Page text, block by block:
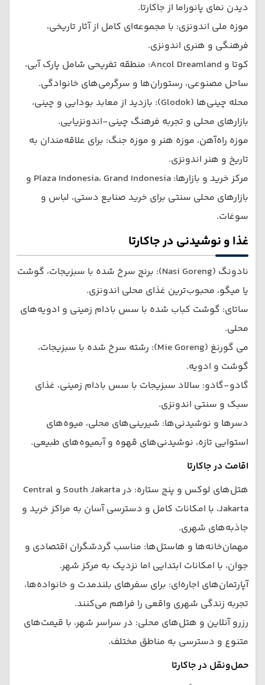
دیدن نمای پانوراما از جاکارتا.
موزه ملی اندونزی: با مجموعه‌ای کامل از آثار تاریخی،
فرهنگی و هنری اندونزی.
کوتا و Ancol Dreamland: منطقه تفریحی شامل پارک آبی،
ساحل مصنوعی، رستوران‌ها و سرگرمی‌های خانوادگی.
محله چینی‌ها (Glodok): بازدید از معابد بودایی و چینی،
بازارهای محلی و تجربه فرهنگ چینی-اندونزیایی.
موزه راه‌آهن، موزه هنر و موزه جنگ: برای علاقه‌مندان به
تاریخ و هنر اندونزی.
مرکز خرید و بازارها: Plaza Indonesia، Grand Indonesia و
بازارهای محلی سنتی برای خرید صنایع دستی، لباس و
سوغات.
غذا و نوشیدنی در جاکارتا
نادونگ (Nasi Goreng): برنج سرخ شده با سبزیجات، گوشت
یا میگو، محبوب‌ترین غذای محلی اندونزی.
ساتای: گوشت کباب شده با سس بادام زمینی و ادویه‌های
محلی.
می گورنغ (Mie Goreng): رشته سرخ شده با سبزیجات،
گوشت و ادویه.
گادو-گادو: سالاد سبزیجات با سس بادام زمینی، غذای
سبک و سنتی اندونزی.
دسرها و نوشیدنی‌ها: شیرینی‌های محلی، میوه‌های
استوایی تازه، نوشیدنی‌های قهوه و آبمیوه‌های طبیعی.
اقامت در جاکارتا
هتل‌های لوکس و پنج ستاره: در South Jakarta و Central
Jakarta، با امکانات کامل و دسترسی آسان به مراکز خرید و
جاذبه‌های شهری.
مهمان‌خانه‌ها و هاستل‌ها: مناسب گردشگران اقتصادی و
جوان، با امکانات ابتدایی اما نزدیک به مرکز شهر.
آپارتمان‌های اجاره‌ای: برای سفرهای بلندمدت و خانواده‌ها،
تجربه زندگی شهری واقعی را فراهم می‌کنند.
رزرو آنلاین و هتل‌های محلی: در سراسر شهر، با قیمت‌های
متنوع و دسترسی به مناطق مختلف.
حمل‌ونقل در جاکارتا